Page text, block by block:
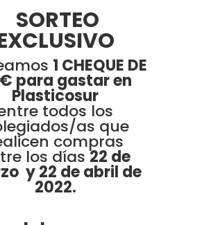
SORTEO
1 CHEQUE DE
para gastar en
Plasticosur
todos los
as que
compras
los días 22 de
y 22 de abril de
2022.